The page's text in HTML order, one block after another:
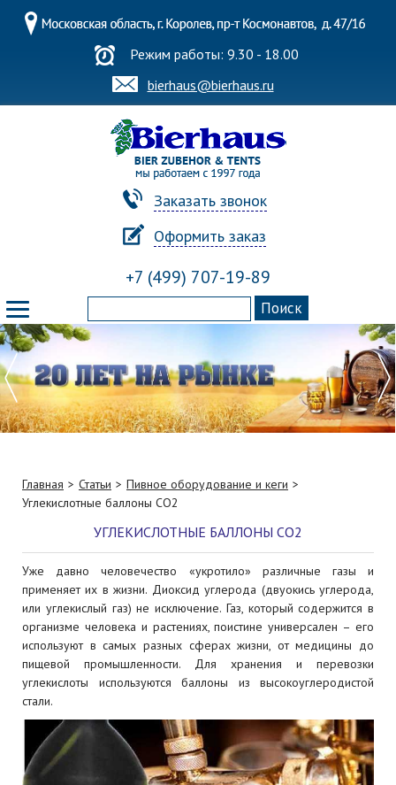
Режим работы: 9.30 - 18.00
bierhaus@bierhaus.ru
Заказать звонок
Оформить заказ
+7 (499) 707-19-89
Главная Статьи
Пивное оборудование и кеги
Углекислотные баллоны СО2
УГЛЕКИСЛОТНЫЕ БАЛЛОНЫ СО2
Уже давно человечество «укротило» различные газы и
применяет их в жизни. Диоксид углерода (двуокись углерода,
или углекислый газ) не исключение. Газ, который содержится в
организме человека и растениях, поистине универсален – его
используют в самых разных сферах жизни, от медицины до
пищевой промышленности. Для хранения и перевозки
углекислоты используются баллоны из высокоуглеродистой
стали.